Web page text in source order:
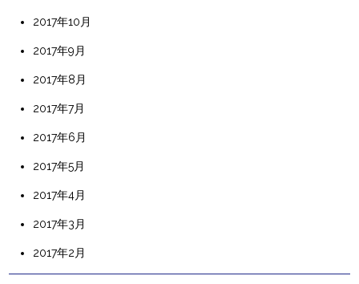
2017年10月
2017年9月
2017年8月
2017年7月
2017年6月
2017年5月
2017年4月
2017年3月
2017年2月